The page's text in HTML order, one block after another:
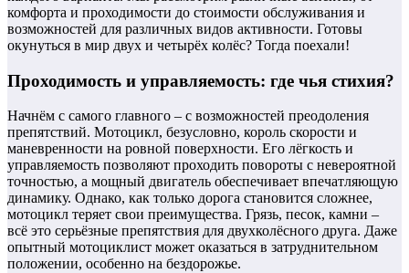
комфорта и проходимости до стоимости обслуживания и
возможностей для различных видов активности. Готовы
окунуться в мир двух и четырёх колёс? Тогда поехали!
Проходимость и управляемость: где чья стихия?
Начнём с самого главного – с возможностей преодоления
препятствий. Мотоцикл, безусловно, король скорости и
маневренности на ровной поверхности. Его лёгкость и
управляемость позволяют проходить повороты с невероятной
точностью, а мощный двигатель обеспечивает впечатляющую
динамику. Однако, как только дорога становится сложнее,
мотоцикл теряет свои преимущества. Грязь, песок, камни –
всё это серьёзные препятствия для двухколёсного друга. Даже
опытный мотоциклист может оказаться в затруднительном
положении, особенно на бездорожье.